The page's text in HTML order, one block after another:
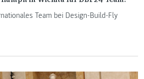
Team bei Design-Build-Fly